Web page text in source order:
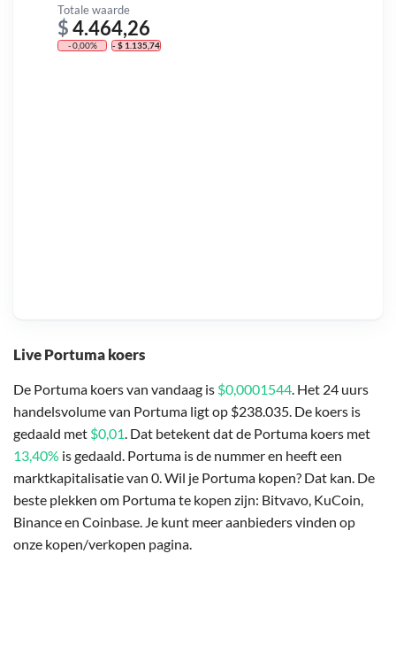
Live Portuma koers
De Portuma koers van vandaag is $0,0001544. Het 24 uurs
handelsvolume van Portuma ligt op $238.035. De koers is
gedaald met $0,01. Dat betekent dat de Portuma koers met
13,40% is gedaald. Portuma is de nummer en heeft een
marktkapitalisatie van 0. Wil je Portuma kopen? Dat kan. De
beste plekken om Portuma te kopen zijn: Bitvavo, KuCoin,
Binance en Coinbase. Je kunt meer aanbieders vinden op
onze kopen/verkopen pagina.
Totale waarde
$4.464,26
- 0,00% - $ 1.135,74